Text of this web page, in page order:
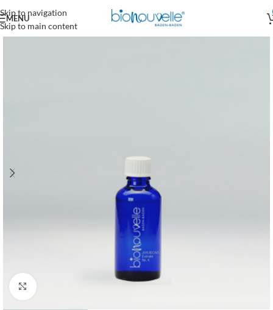
Skip to navigation
Skip to main content
MENU
Click to enlarge